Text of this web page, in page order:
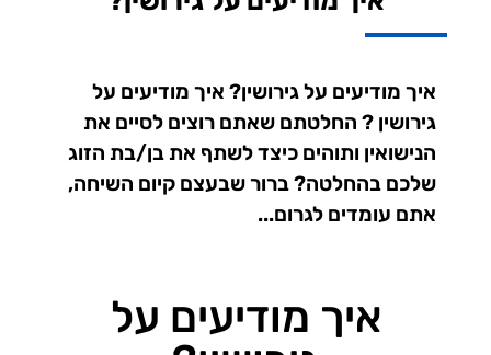
איך מודיעים על גירושין? איך מודיעים על
גירושין ? החלטתם שאתם רוצים לסיים את
הנישואין ותוהים כיצד לשתף את בן/בת הזוג
שלכם בהחלטה? ברור שבעצם קיום השיחה,
אתם עומדים לגרום...
איך מודיעים על